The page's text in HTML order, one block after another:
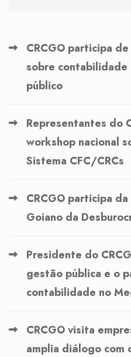
CRCGO participa
sobre
público
Representantes do
workshop nacional
Sistema CFC/CRCs
CRCGO participa da
Goiano da
Presidente do
gestão pública e o
contabilidade no
CRCGO visita
amplia diálogo com